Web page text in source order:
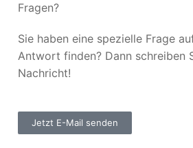
Fragen?
Sie haben eine spezielle Frage
Antwort finden? Dann schreiben
Nachricht!
Jetzt E-Mail senden